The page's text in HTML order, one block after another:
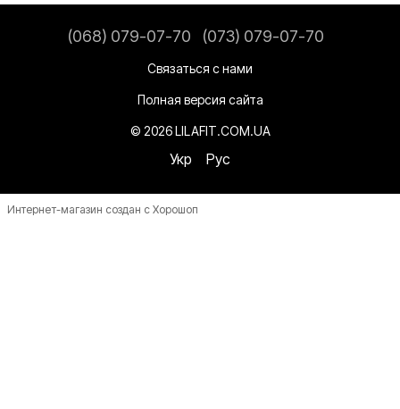
(068) 079-07-70 (073) 079-07-70
Связаться с нами
Полная версия сайта
© 2026 LILAFIT.COM.UA
Укр Рус
Интернет-магазин создан с Хорошоп